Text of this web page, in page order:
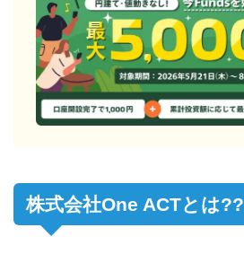
株式会社One ACTとは??